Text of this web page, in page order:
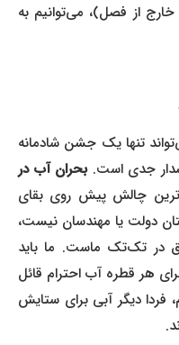
از فصل)، می‌توانیم به
تنها یک جشن شادمانه
جدی است.بحران آب در
چالش پیش روی بقای
دولت یا مهندسان نیست،
در تک‌تک ماست. ما باید
برای هر قطره آب احترام قائل
فردا دیگر آبی برای ستایش